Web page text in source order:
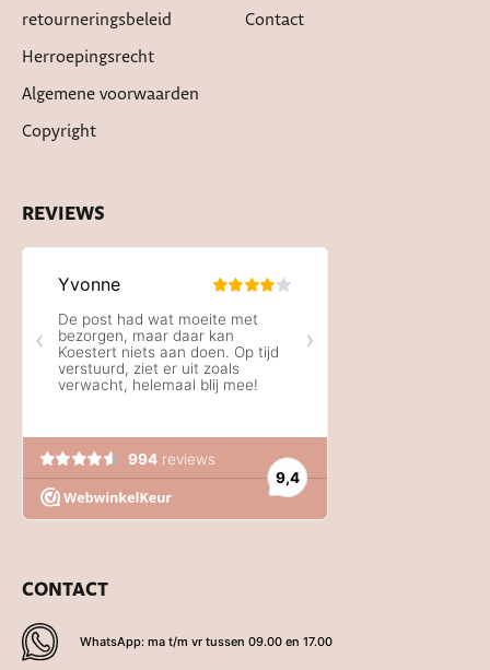
retourneringsbeleid
Herroepingsrecht
Algemene voorwaarden
Copyright
Contact
REVIEWS
CONTACT
WhatsApp: ma t/m vr tussen 09.00 en 17.00